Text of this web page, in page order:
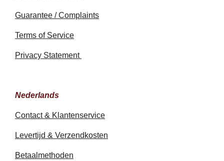
Guarantee / Complaints
Terms of Service
Privacy Statement
Nederlands
Contact & Klantenservice
Levertijd & Verzendkosten
Betaalmethoden